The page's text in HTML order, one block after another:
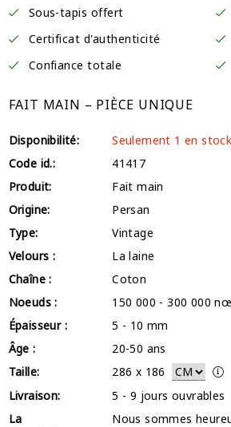
Sous-tapis offert
Certificat d'authenticité
Confiance totale
FAIT MAIN – PIÈCE UNIQUE
Disponibilité:
Seulement 1 en stock
Code id.:
41417
Produit:
Fait main
Origine:
Persan
Type:
Vintage
Velours :
La laine
Chaîne :
Coton
Noeuds :
150 000 - 300 000
Épaisseur :
5 - 10 mm
Âge :
20-50 ans
Taille:
286 x 186
Livraison:
5 - 9 jours ouvrables
La
Nous sommes